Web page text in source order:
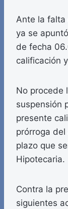
Ante la falta
ya se
de fecha
calificación
No procede
suspensión
presente
prórroga
plazo que
Hipotecaria.
Contra la
siguientes